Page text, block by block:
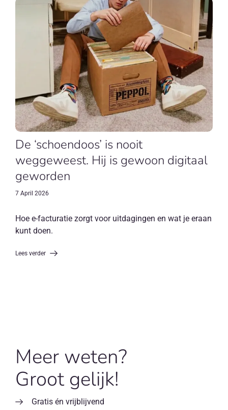
De ‘schoendoos’ is nooit
weggeweest. Hij is gewoon digitaal
geworden
7 April 2026
Hoe e-facturatie zorgt voor uitdagingen en wat je eraan
kunt doen.
Lees verder
Meer weten?
Groot gelijk!
Gratis én vrijblijvend